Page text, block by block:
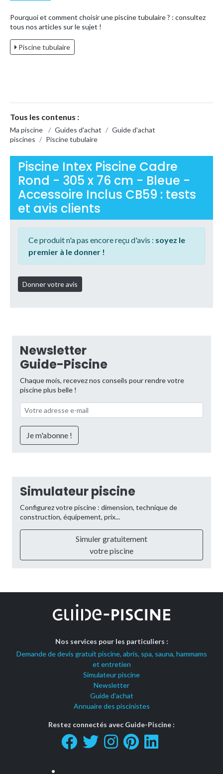
Pourquoi et comment choisir une piscine tubulaire ? : consultez
tous nos articles sur le sujet !
Piscine tubulaire
Tous les contenus :
Ma piscine / Guides d'achat / Guide d'achat
piscines / Piscine tubulaire
Piscine Intex Piscine Cadre
Rond - 305 x 76 cm - Bleue -
Accessoire Inclus CB59 : tests
et avis clients
Ce produit n'a pas encore reçu d'avis : soyez le
premier à le donner !
Newsletter
Guide-Piscine
Chaque mois, recevez nos conseils pour rendre votre
piscine plus belle !
Simulateur piscine
Configurez votre piscine : dimension, technique de
construction, équipement, prix...
Simuler gratuitement
votre piscine
Nos services pour les particuliers :
Demande de devis gratuit piscine, abris, spa, sauna, hammams
et entretien
Simulateur piscine
Newsletter
Guide d'achat
Annuaire des piscinistes
Restez connectés avec Guide-Piscine :